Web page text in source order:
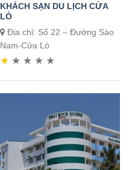
KHÁCH SẠN DU LỊCH CỬA
LÒ
Địa chỉ: Số 22 – Đường Sào
Nam-Cửa Lò
★ ★ ★ ★ ★